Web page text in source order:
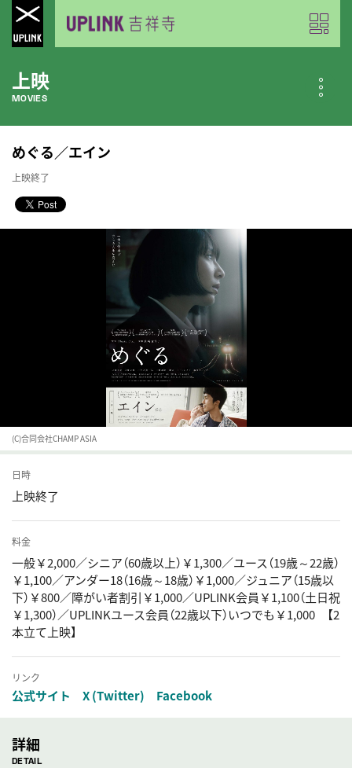
上映
MOVIES
公開中の作品
近日公開の作品
今月のスケジュール
めぐる／エイン
上映終了
(C)合同会社CHAMP ASIA
日時
上映終了
料金
一般￥2,000／シニア（60歳以上）￥1,300／ユース（19歳～22歳）
￥1,100／アンダー18（16歳～18歳）￥1,000／ジュニア（15歳以
下）￥800／障がい者割引￥1,000／UPLINK会員￥1,100（土日祝
￥1,300）／UPLINKユース会員（22歳以下）いつでも￥1,000 【2
本立て上映】
リンク
公式サイト X (Twitter) Facebook
詳細
DETAIL